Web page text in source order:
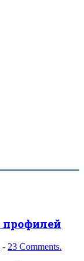
- 23 Comments.